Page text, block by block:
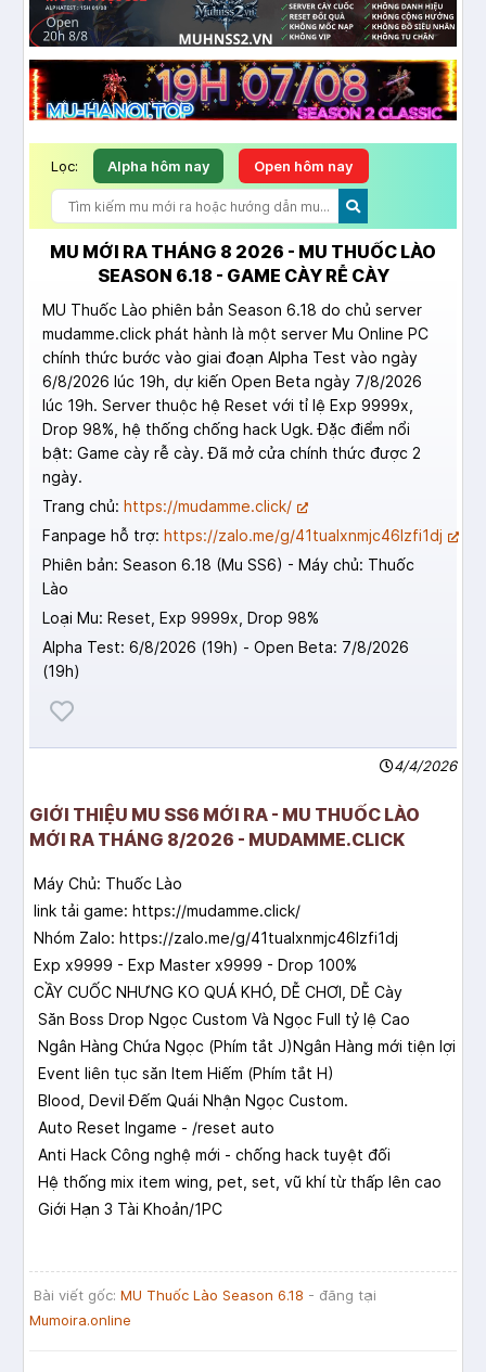
Lọc: Alpha hôm nay Open hôm nay
MU MỚI RA THÁNG 8 2026 - MU THUỐC LÀO
SEASON 6.18 - GAME CÀY RỄ CÀY
MU Thuốc Lào phiên bản Season 6.18 do chủ server
mudamme.click phát hành là một server Mu Online PC
chính thức bước vào giai đoạn Alpha Test vào ngày
6/8/2026 lúc 19h, dự kiến Open Beta ngày 7/8/2026
lúc 19h. Server thuộc hệ Reset với tỉ lệ Exp 9999x,
Drop 98%, hệ thống chống hack Ugk. Đặc điểm nổi
bật: Game cày rễ cày. Đã mở cửa chính thức được 2
ngày.
Trang chủ: https://mudamme.click/
Fanpage hỗ trợ: https://zalo.me/g/41tualxnmjc46lzfi1dj
Phiên bản: Season 6.18 (Mu SS6) - Máy chủ: Thuốc
Lào
Loại Mu: Reset, Exp 9999x, Drop 98%
Alpha Test: 6/8/2026 (19h) - Open Beta: 7/8/2026
(19h)
4/4/2026
GIỚI THIỆU MU SS6 MỚI RA - MU THUỐC LÀO
MỚI RA THÁNG 8/2026 - MUDAMME.CLICK
Máy Chủ: Thuốc Lào
link tải game: https://mudamme.click/
Nhóm Zalo: https://zalo.me/g/41tualxnmjc46lzfi1dj
Exp x9999 - Exp Master x9999 - Drop 100%
CẦY CUỐC NHƯNG KO QUÁ KHÓ, DỄ CHƠI, DỄ Cày
Săn Boss Drop Ngọc Custom Và Ngọc Full tỷ lệ Cao
Ngân Hàng Chứa Ngọc (Phím tắt J)Ngân Hàng mới tiện lợi
Event liên tục săn Item Hiếm (Phím tắt H)
Blood, Devil Đếm Quái Nhận Ngọc Custom.
Auto Reset Ingame - /reset auto
Anti Hack Công nghệ mới - chống hack tuyệt đối
Hệ thống mix item wing, pet, set, vũ khí từ thấp lên cao
Giới Hạn 3 Tài Khoản/1PC
Bài viết gốc: MU Thuốc Lào Season 6.18 - đăng tại
Mumoira.online